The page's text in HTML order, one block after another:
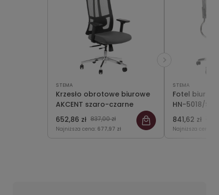
STEMA
Krzesło obrotowe biurowe
AKCENT szaro-czarne
652,86 zł 837,00 zł
Najniższa cena: 677,97 zł
STEMA
Fotel
HN-5018/
biurowe
841,62 zł
Najniższa cena: